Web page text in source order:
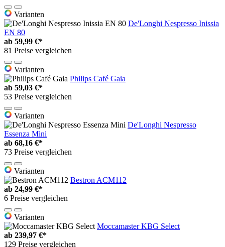
Varianten
De'Longhi Nespresso Inissia
EN 80
ab 59,99 €*
81 Preise vergleichen
Varianten
Philips Café Gaia
ab 59,03 €*
53 Preise vergleichen
Varianten
De'Longhi Nespresso
Essenza Mini
ab 68,16 €*
73 Preise vergleichen
Varianten
Bestron ACM112
ab 24,99 €*
6 Preise vergleichen
Varianten
Moccamaster KBG Select
ab 239,97 €*
129 Preise vergleichen